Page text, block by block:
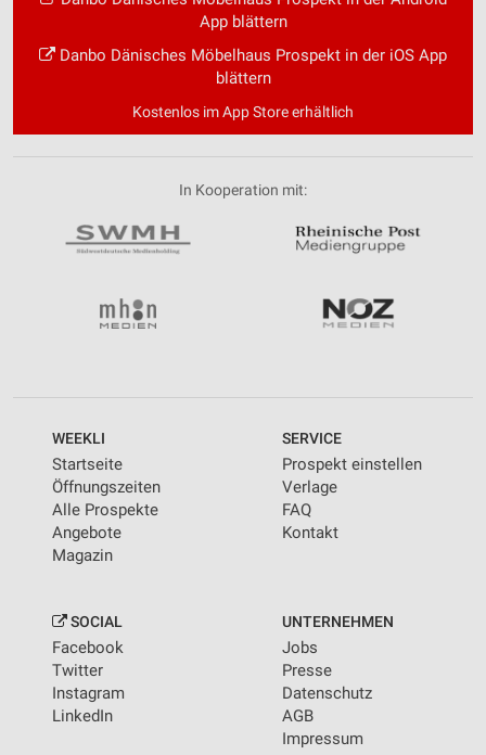
App blättern
Danbo Dänisches Möbelhaus Prospekt in der iOS App
blättern
Kostenlos im App Store erhältlich
In Kooperation mit:
WEEKLI
Startseite
Öffnungszeiten
Alle Prospekte
Angebote
Magazin
SERVICE
Prospekt einstellen
Verlage
FAQ
Kontakt
SOCIAL
Facebook
Twitter
Instagram
LinkedIn
UNTERNEHMEN
Jobs
Presse
Datenschutz
AGB
Impressum